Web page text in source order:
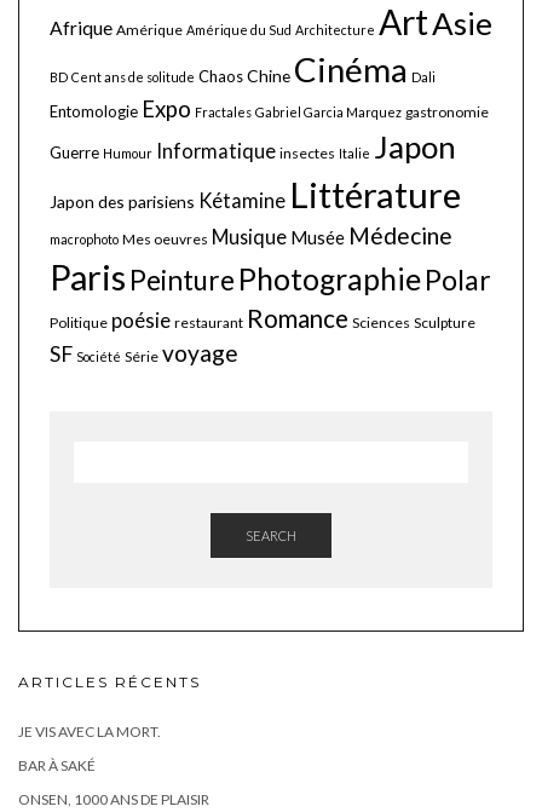
Afrique Amérique Amérique du Sud Architecture ArtAsie
BD Cent ans de solitude ChaosChine Cinéma Dali
Entomologie Expo Fractales Gabriel Garcia Marquez gastronomie
Guerre Humour Informatique insectes Italie Japon
Japon des parisiens Kétamine Littérature
macrophoto Mes oeuvres Musique Musée Médecine
Paris Peinture PhotographiePolar
Politique poésie restaurant Romance Sciences Sculpture
SF Société Série voyage
SEARCH
ARTICLES RÉCENTS
JE VIS AVEC LA MORT.
BAR À SAKÉ
ONSEN, 1000 ANS DE PLAISIR